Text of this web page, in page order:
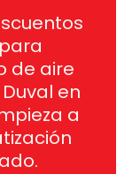
de aire
en
a